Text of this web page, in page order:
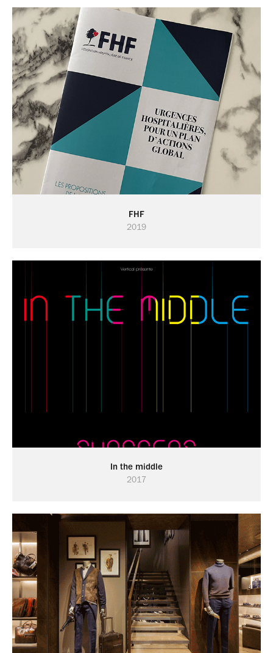
FHF
2019
In the middle
2017